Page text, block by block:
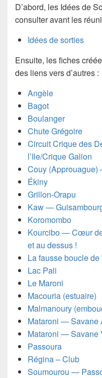
D’abord, les Idées de
consulter avant les
Idées de sorties
Ensuite, les fiches
des liens vers d’autres :
Angèle
Bagot
Boulanger
Chute Grégoire
Circuit Crique des
l’Ile/Crique Galion
Couy (Approuague)
Ékiny
Grillon-Orapu
Kaw ­—
Koromombo
Kourcibo ­— Cœur
et au dessus !
La fausse boucle
Lac Pali
Le Maroni
Macouria (estuaire)
Malmanoury
Mataroni — Savane
Mataroni — Savane
Passoura
Régina – Club
Soumourou —